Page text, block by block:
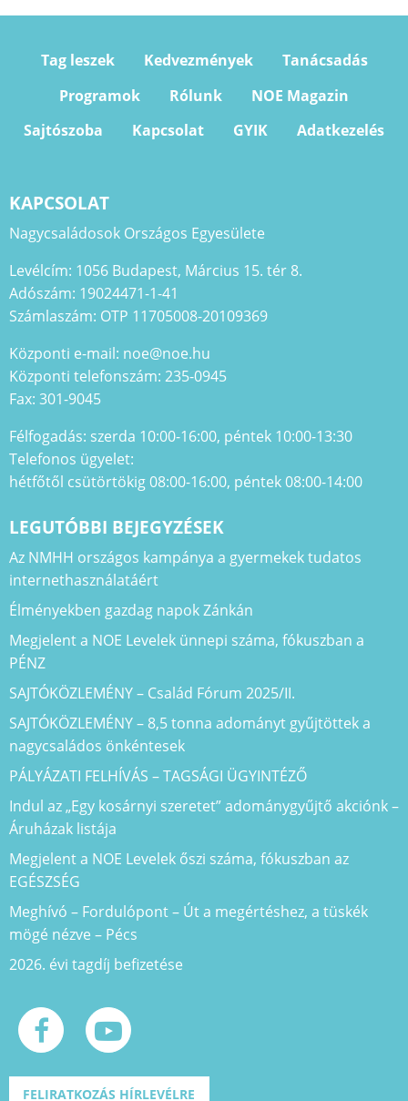
Tag leszek Kedvezmények
Tanácsadás
Programok
Rólunk
NOE Magazin
Sajtószoba
Kapcsolat GYIK Adatkezelés
KAPCSOLAT
Nagycsaládosok Országos Egyesülete
Levélcím: 1056 Budapest, Március 15. tér 8.
Adószám: 19024471-1-41
Számlaszám: OTP 11705008-20109369
Központi e-mail: noe@noe.hu
Központi telefonszám: 235-0945
Fax: 301-9045
Félfogadás: szerda 10:00-16:00, péntek 10:00-13:30
Telefonos ügyelet:
hétfőtől csütörtökig 08:00-16:00, péntek 08:00-14:00
LEGUTÓBBI BEJEGYZÉSEK
Az NMHH országos kampánya a gyermekek tudatos
internethasználatáért
Élményekben gazdag napok Zánkán
Megjelent a NOE Levelek ünnepi száma, fókuszban a
PÉNZ
SAJTÓKÖZLEMÉNY – Család Fórum 2025/II.
SAJTÓKÖZLEMÉNY – 8,5 tonna adományt gyűjtöttek a
nagycsaládos önkéntesek
PÁLYÁZATI FELHÍVÁS – TAGSÁGI ÜGYINTÉZŐ
Indul az „Egy kosárnyi szeretet” adománygyűjtő akciónk –
Áruházak listája
Megjelent a NOE Levelek őszi száma, fókuszban az
EGÉSZSÉG
Meghívó – Fordulópont – Út a megértéshez, a tüskék
mögé nézve – Pécs
2026. évi tagdíj befizetése
FELIRATKOZÁS HÍRLEVÉLRE